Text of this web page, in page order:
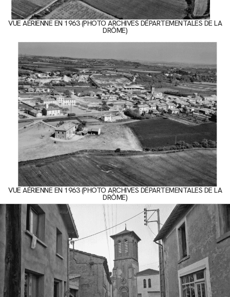
VUE AÉRIENNE EN 1963 (PHOTO ARCHIVES DÉPARTEMENTALES DE LA
DRÔME)
VUE AÉRIENNE EN 1963 (PHOTO ARCHIVES DÉPARTEMENTALES DE LA
DRÔME)